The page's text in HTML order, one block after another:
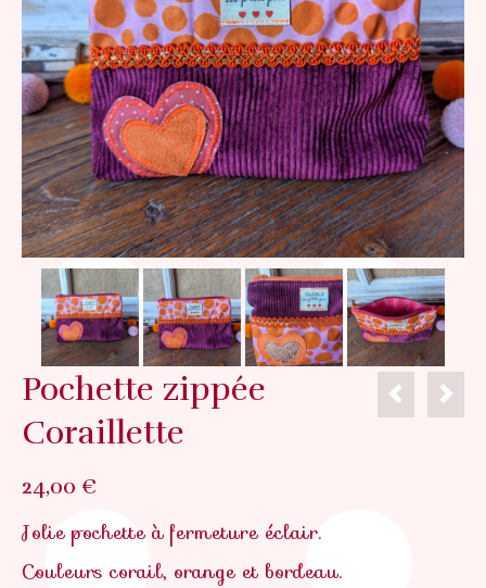
Pochette zippée
Coraillette
24,00 €
Jolie pochette à fermeture éclair.
Couleurs corail, orange et bordeau.